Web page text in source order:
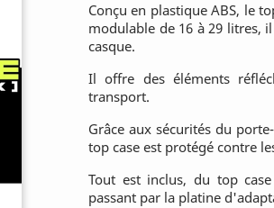
Conçu en plastique ABS, le
modulable de 16 à 29 litres,
casque.
Il offre des éléments
transport.
Grâce aux sécurités du
top case est protégé contre
Tout est inclus, du top
passant par la platine